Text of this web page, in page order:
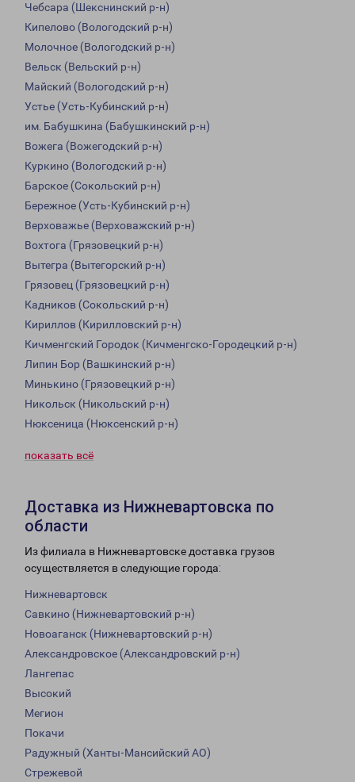
Чебсара (Шекснинский р-н)
Кипелово (Вологодский р-н)
Молочное (Вологодский р-н)
Вельск (Вельский р-н)
Майский (Вологодский р-н)
Устье (Усть-Кубинский р-н)
им. Бабушкина (Бабушкинский р-н)
Вожега (Вожегодский р-н)
Куркино (Вологодский р-н)
Барское (Сокольский р-н)
Бережное (Усть-Кубинский р-н)
Верховажье (Верховажский р-н)
Вохтога (Грязовецкий р-н)
Вытегра (Вытегорский р-н)
Грязовец (Грязовецкий р-н)
Кадников (Сокольский р-н)
Кириллов (Кирилловский р-н)
Кичменгский Городок (Кичменгско-Городецкий р-н)
Липин Бор (Вашкинский р-н)
Минькино (Грязовецкий р-н)
Никольск (Никольский р-н)
Нюксеница (Нюксенский р-н)
показать всё
Доставка из Нижневартовска по
области
Из филиала в Нижневартовске доставка грузов
осуществляется в следующие города:
Нижневартовск
Савкино (Нижневартовский р-н)
Новоаганск (Нижневартовский р-н)
Александровское (Александровский р-н)
Лангепас
Высокий
Мегион
Покачи
Радужный (Ханты-Мансийский АО)
Стрежевой